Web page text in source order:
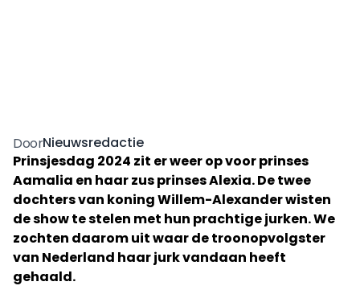
DoorNieuwsredactie
Prinsjesdag 2024 zit er weer op voor prinses
Aamalia en haar zus prinses Alexia. De twee
dochters van koning Willem-Alexander wisten
de show te stelen met hun prachtige jurken. We
zochten daarom uit waar de troonopvolgster
van Nederland haar jurk vandaan heeft
gehaald.